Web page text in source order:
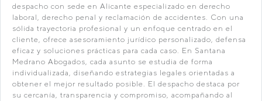
despacho con sede en Alicante especializado en derecho
laboral, derecho penal y reclamación de accidentes. Con una
sólida trayectoria profesional y un enfoque centrado en el
cliente, ofrece asesoramiento jurídico personalizado, defensa
eficaz y soluciones prácticas para cada caso. En Santana
Medrano Abogados, cada asunto se estudia de forma
individualizada, diseñando estrategias legales orientadas a
obtener el mejor resultado posible. El despacho destaca por
su cercanía, transparencia y compromiso, acompañando al